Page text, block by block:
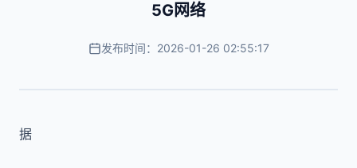
5G网络
发布时间：2026-01-26 02:55:17
据